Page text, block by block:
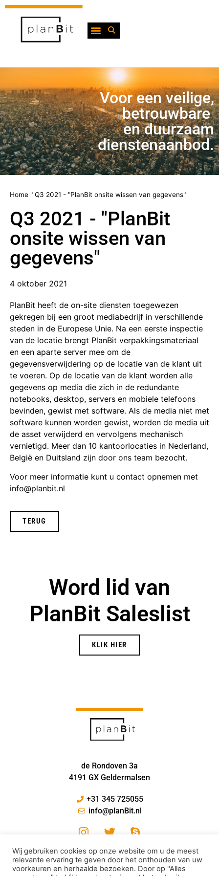
Voor een veilige,
betrouwbare
en duurzaam
dienstenaanbod.
Home " Q3 2021 - "PlanBit onsite wissen van gegevens"
Q3 2021 - "PlanBit
onsite wissen van
gegevens"
4 oktober 2021
PlanBit heeft de on-site diensten toegewezen
gekregen bij een groot mediabedrijf in verschillende
steden in de Europese Unie. Na een eerste inspectie
van de locatie brengt PlanBit verpakkingsmateriaal
en een aparte server mee om de
gegevensverwijdering op de locatie van de klant uit
te voeren. Op de locatie van de klant worden alle
gegevens op media die zich in de redundante
notebooks, desktop, servers en mobiele telefoons
bevinden, gewist met software. Als de media niet met
software kunnen worden gewist, worden de media uit
de asset verwijderd en vervolgens mechanisch
vernietigd. Meer dan 10 kantoorlocaties in Nederland,
België en Duitsland zijn door ons team bezocht.
Voor meer informatie kunt u contact opnemen met
info@planbit.nl
TERUG
Word lid van
PlanBit Saleslist
KLIK HIER
de Rondoven 3a
4191 GX Geldermalsen
+31 345 725055
info@planBit.nl
Wij gebruiken cookies op onze website om u de meest
relevante ervaring te geven door het onthouden van uw
voorkeuren en herhaalde bezoeken. Door op "Alles